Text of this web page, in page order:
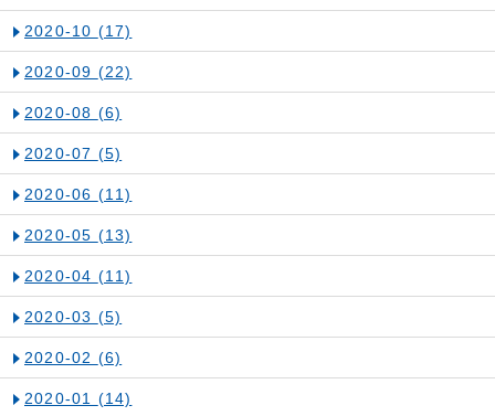
2020-10 (17)
2020-09 (22)
2020-08 (6)
2020-07 (5)
2020-06 (11)
2020-05 (13)
2020-04 (11)
2020-03 (5)
2020-02 (6)
2020-01 (14)